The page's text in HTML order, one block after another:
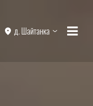
д. Шайтанка